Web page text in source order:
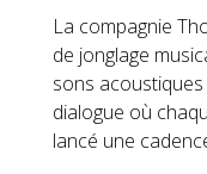
La compagnie
de jonglage
sons
dialogue où
lancé une